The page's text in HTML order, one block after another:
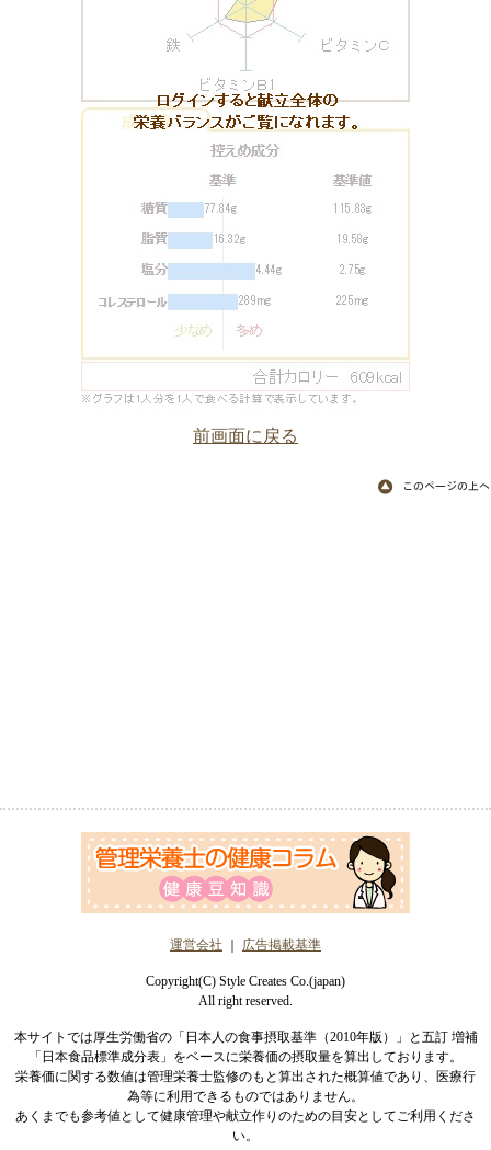
前画面に戻る
運営会社 広告掲載基準
Copyright(C) Style Creates Co.(japan)
All right reserved.
本サイトでは厚生労働省の「日本人の食事摂取基準（2010年版）」と五訂 増補
「日本食品標準成分表」をベースに栄養価の摂取量を算出しております。
栄養価に関する数値は管理栄養士監修のもと算出された概算値であり、医療行
為等に利用できるものではありません。
あくまでも参考値として健康管理や献立作りのための目安としてご利用くださ
い。